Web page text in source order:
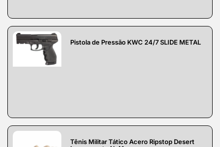
Pistola de Pressão KWC 24/7 SLIDE METAL
Tênis Militar Tático Acero Ripstop Desert